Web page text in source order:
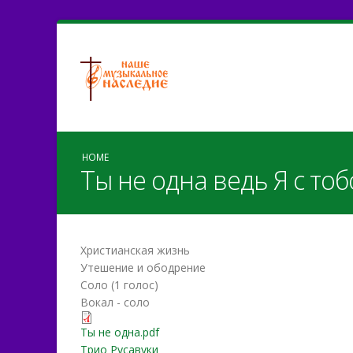
HOME
Ты не одна ведь Я с
Христианская жизнь
Утешение и ободрение
Соло (1 голос)
Вокал - соло
Ты не одна.pdf
Трио Русавуки